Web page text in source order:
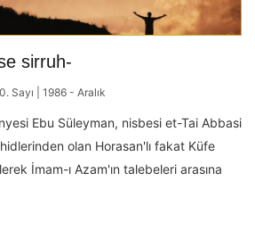
sirruh-
Sayı | 1986 - Aralık
Ebu Süleyman, nisbesi et-Tai Abbasi
olan Horasan'lı fakat Küfe
İmam-ı Azam'ın talebeleri arasına